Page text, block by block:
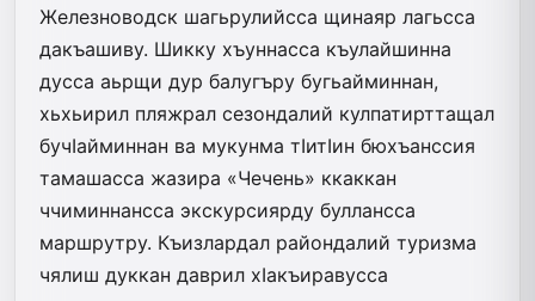
Железноводск шагьрулийсса щинаяр лагьсса
дакъашиву. Шикку хъуннасса къулайшинна
дусса аьрщи дур балугъру бугьайминнан,
хьхьирил пляжрал сезондалий кулпатир­ттащал
бучIайминнан ва мукунма тIитIин бюхъанссия
тамашасса жазира «Чечень» ккаккан
ччиминнансса экскурсиярду буллан­сса
маршрутру. Къизлардал райондалий туризма
чялиш дуккан даврил хIакъиравусса